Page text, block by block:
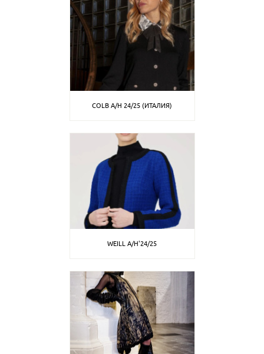
COLB A/H 24/25 (ИТАЛИЯ)
WEILL A/H'24/25